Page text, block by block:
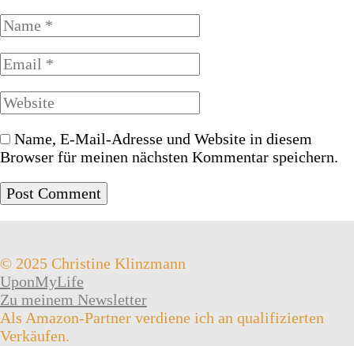
Name, E-Mail-Adresse und Website in diesem
Browser für meinen nächsten Kommentar speichern.
© 2025 Christine Klinzmann
UponMyLife
Zu meinem Newsletter
Als Amazon-Partner verdiene ich an qualifizierten
Verkäufen.